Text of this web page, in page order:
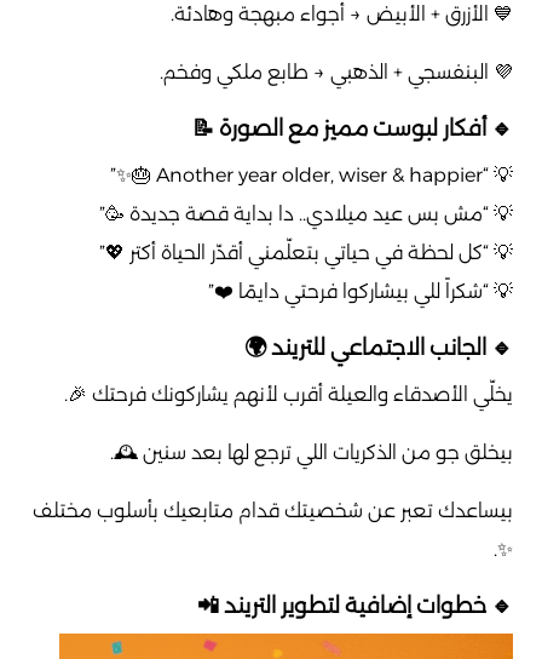
💙 الأزرق + الأبيض → أجواء مبهجة وهادئة.
💜 البنفسجي + الذهبي → طابع ملكي وفخم.
🔹 أفكار لبوست مميز مع الصورة 📝
💡 “Another year older, wiser & happier 🎂✨”
💡 “مش بس عيد ميلادي.. دا بداية قصة جديدة 🥳”
💡 “كل لحظة في حياتي بتعلّمني أقدّر الحياة أكتر 💖”
💡 “شكراً للي بيشاركوا فرحتي دايمًا ❤️”
🔹 الجانب الاجتماعي للتريند 🌍
يخلّي الأصدقاء والعيلة أقرب لأنهم يشاركونك فرحتك 🎉.
بيخلق جو من الذكريات اللي ترجع لها بعد سنين 🕰️.
بيساعدك تعبر عن شخصيتك قدام متابعيك بأسلوب مختلف
✨.
🔹 خطوات إضافية لتطوير التريند 📲